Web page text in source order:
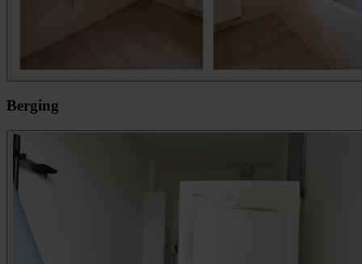
Berging